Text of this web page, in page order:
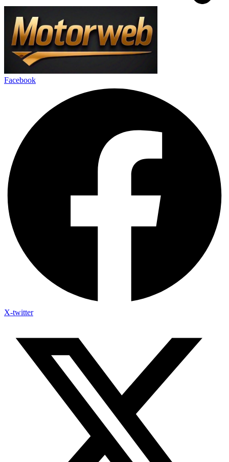
Facebook
X-twitter